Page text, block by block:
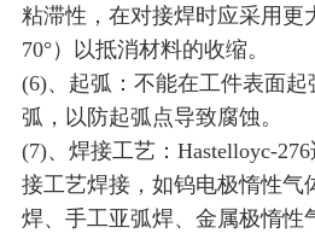
粘滞性，在对接焊时应采用更
70°）以抵消材料的收缩。
(6)、起弧：不能在工件表面起
弧，以防起弧点导致腐蚀。
(7)、焊接工艺：Hastelloyc-
接工艺焊接，如钨电极惰性气
焊、手工亚弧焊、金属极惰性